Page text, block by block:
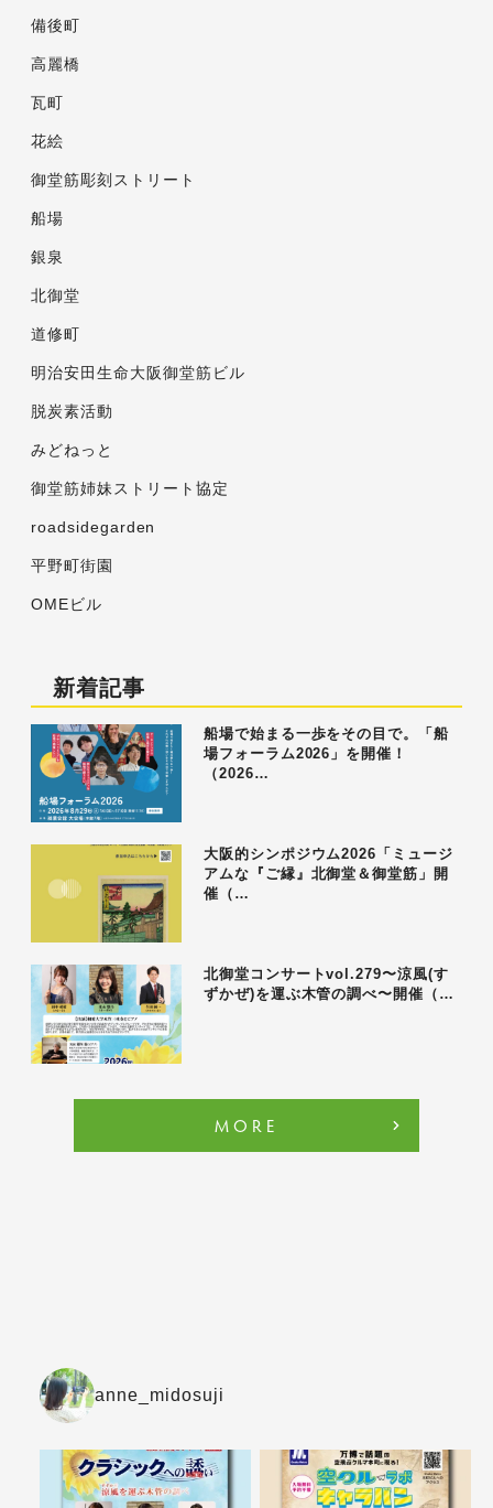
備後町
高麗橋
瓦町
花絵
御堂筋彫刻ストリート
船場
銀泉
北御堂
道修町
明治安田生命大阪御堂筋ビル
脱炭素活動
みどねっと
御堂筋姉妹ストリート協定
roadsidegarden
平野町街園
OMEビル
新着記事
船場で始まる一歩をその目で。「船
場フォーラム2026」を開催！
（2026…
大阪的シンポジウム2026「ミュージ
アムな『ご縁』北御堂＆御堂筋」開
催（…
北御堂コンサートvol.279〜涼風(す
ずかぜ)を運ぶ木管の調べ〜開催（…
MORE
anne_midosuji